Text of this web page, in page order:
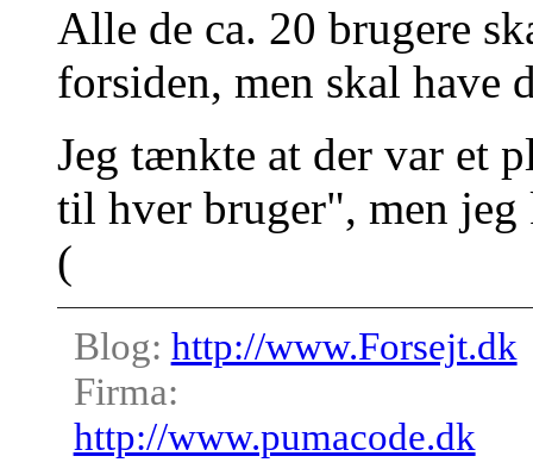
Alle de ca. 20 brugere
forsiden, men skal have
Jeg tænkte at der var et
til hver bruger", men
(
Blog: http://www.Forsejt.dk
Firma:
http://www.pumacode.dk